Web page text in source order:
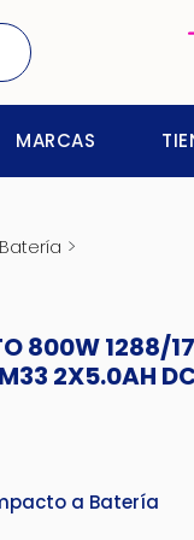
MARCAS
>
800W 1288/
2X5.0AH
a Batería